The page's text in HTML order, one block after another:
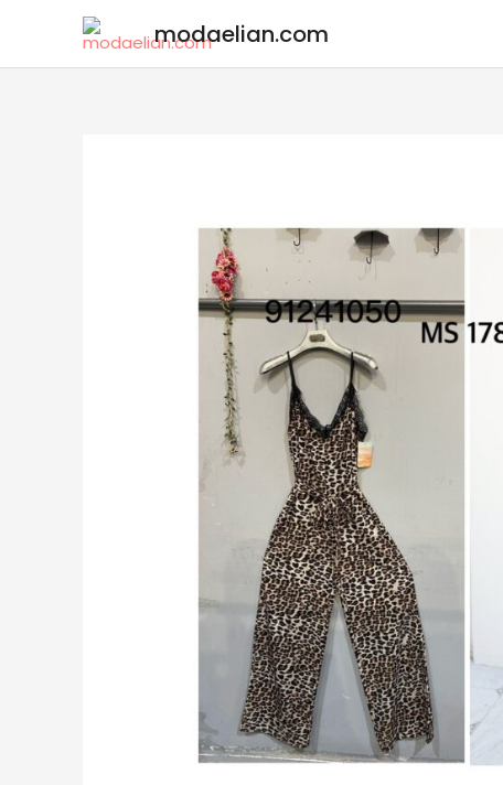
modaelian.com